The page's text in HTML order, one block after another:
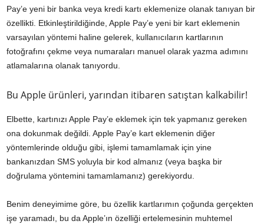
Pay’e yeni bir banka veya kredi kartı eklemenize olanak tanıyan bir
özellikti. Etkinleştirildiğinde, Apple Pay’e yeni bir kart eklemenin
varsayılan yöntemi haline gelerek, kullanıcıların kartlarının
fotoğrafını çekme veya numaraları manuel olarak yazma adımını
atlamalarına olanak tanıyordu.
Bu Apple ürünleri, yarından itibaren satıştan kalkabilir!
Elbette, kartınızı Apple Pay’e eklemek için tek yapmanız gereken
ona dokunmak değildi. Apple Pay’e kart eklemenin diğer
yöntemlerinde olduğu gibi, işlemi tamamlamak için yine
bankanızdan SMS yoluyla bir kod almanız (veya başka bir
doğrulama yöntemini tamamlamanız) gerekiyordu.
Benim deneyimime göre, bu özellik kartlarımın çoğunda gerçekten
işe yaramadı, bu da Apple’ın özelliği ertelemesinin muhtemel